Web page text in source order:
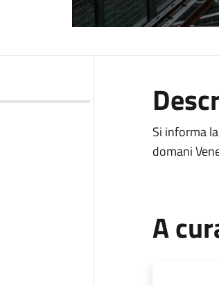
Si informa
domani
A